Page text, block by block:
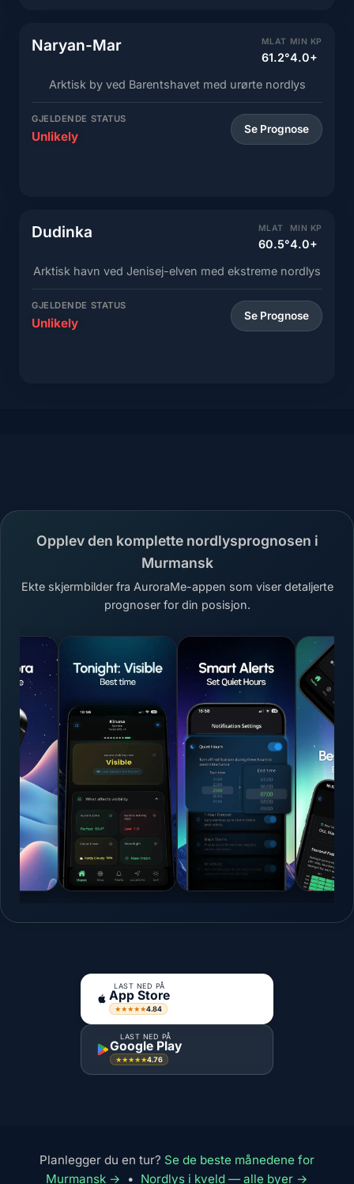
Naryan-Mar MLAT
61.2°
MIN KP
4.0+
Arktisk by ved Barentshavet med urørte nordlys
GJELDENDE STATUS
Unlikely Se Prognose
Dudinka MLAT
60.5°
MIN KP
4.0+
Arktisk havn ved Jenisej-elven med ekstreme nordlys
GJELDENDE STATUS
Unlikely Se Prognose
Opplev den komplette nordlysprognosen i
Murmansk
Ekte skjermbilder fra AuroraMe-appen som viser detaljerte
prognoser for din posisjon.
LAST NED PÅ
App Store
★★★★★4.84
LAST NED PÅ
Google Play
★★★★★4.76
Planlegger du en tur? Se de beste månedene for
Murmansk →
• Nordlys i kveld — alle byer →